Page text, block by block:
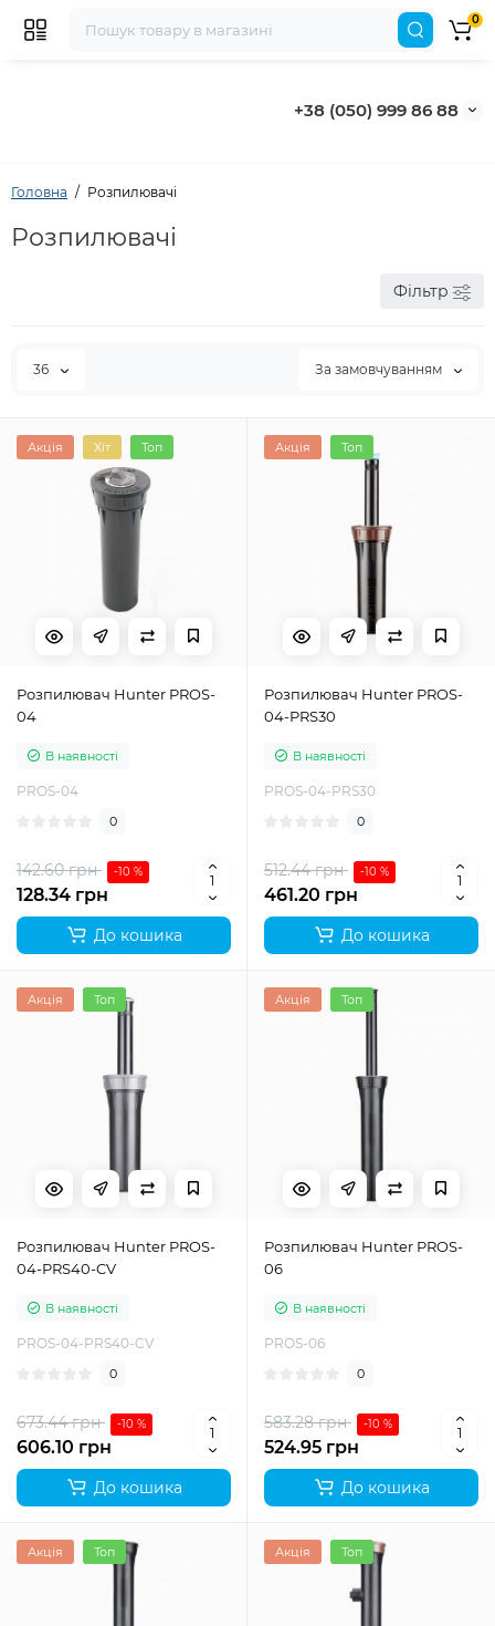
+38 (050) 999 86 88
0
Головна Розпилювачі
Розпилювачі
Фільтр
36 За замовчуванням
Акція Хіт Топ
Розпилювач Hunter PROS-
04
В наявності
PROS-04
0
142.60 грн -10 %
128.34 грн
До кошика
Акція Топ
Розпилювач Hunter PROS-
04-PRS30
В наявності
PROS-04-PRS30
0
512.44 грн -10 %
461.20 грн
До кошика
Акція Топ
Розпилювач Hunter PROS-
04-PRS40-CV
В наявності
PROS-04-PRS40-CV
0
673.44 грн -10 %
606.10 грн
До кошика
Акція Топ
Розпилювач Hunter PROS-
06
В наявності
PROS-06
0
583.28 грн -10 %
524.95 грн
До кошика
Акція Топ Акція Топ